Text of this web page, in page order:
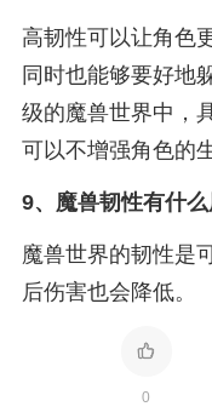
高韧性可以让角色
同时也能够要好地
级的魔兽世界中，
可以不增强角色的
9、 魔兽韧性有什么
魔兽世界的韧性是
后伤害也会降低。
0